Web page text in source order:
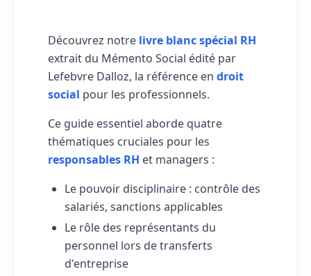
Découvrez notre livre blanc spécial RH
extrait du Mémento Social édité par
Lefebvre Dalloz, la référence en droit
social pour les professionnels.
Ce guide essentiel aborde quatre
thématiques cruciales pour les
responsables RH et managers :
Le pouvoir disciplinaire : contrôle des
salariés, sanctions applicables
Le rôle des représentants du
personnel lors de transferts
d'entreprise